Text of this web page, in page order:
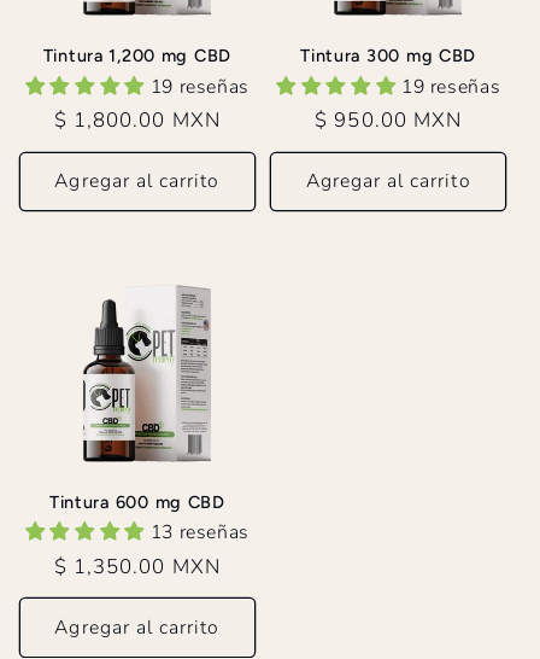
Tintura 1,200 mg CBD
19 reseñas
Precio
habitual
$ 1,800.00 MXN
Agregar al carrito
Tintura 300 mg CBD
19 reseñas
Precio
habitual
$ 950.00 MXN
Agregar al carrito
Tintura 600 mg CBD
13 reseñas
Precio
habitual
$ 1,350.00 MXN
Agregar al carrito